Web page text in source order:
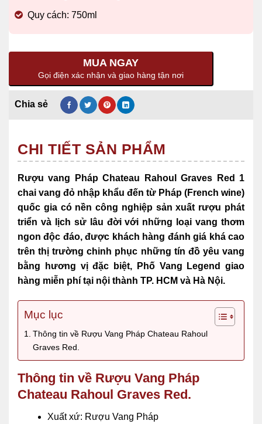
Quy cách: 750ml
MUA NGAY
Gọi điện xác nhận và giao hàng tận nơi
CHI TIẾT SẢN PHẨM
Rượu vang Pháp Chateau Rahoul Graves Red 1
chai vang đỏ nhập khẩu đến từ Pháp (French wine)
quốc gia có nền công nghiệp sản xuất rượu phát
triển và lịch sử lâu đời với những
loại vang thơm
ngon độc đáo, được khách hàng đánh giá khá cao
trên thị trường chinh phục những tín đồ yêu vang
bằng hương vị đặc biệt, Phố Vang Legend giao
hàng miễn phí tại nội thành TP. HCM và Hà Nội.
Mục lục
Thông tin về Rượu Vang Pháp Chateau Rahoul
Graves Red.
Thông tin về Rượu Vang Pháp
Chateau Rahoul Graves Red.
Xuất xứ: Rượu Vang Pháp